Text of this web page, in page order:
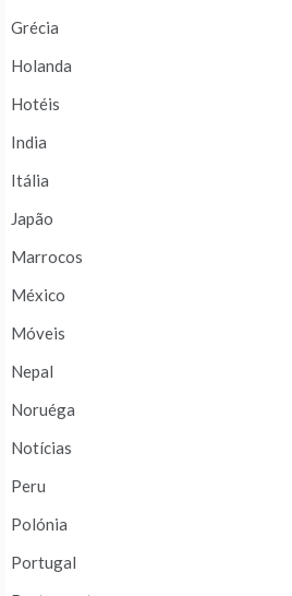
Grécia
Holanda
Hotéis
India
Itália
Japão
Marrocos
México
Móveis
Nepal
Noruéga
Notícias
Peru
Polónia
Portugal